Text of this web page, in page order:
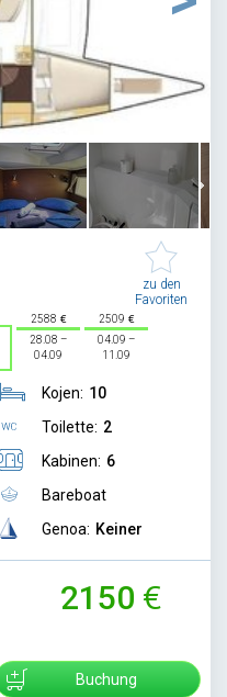
zu den
Favoriten
2588
28.08 –
04.09
2509
04.09 –
11.09
Kojen: 10
Toilette: 2
Kabinen: 6
Bareboat
Genoa: Keiner
2150
Buchung